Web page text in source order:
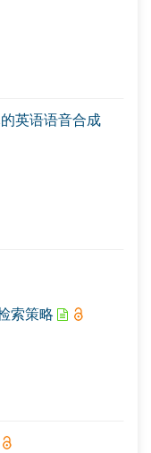
英语语音合成
索策略